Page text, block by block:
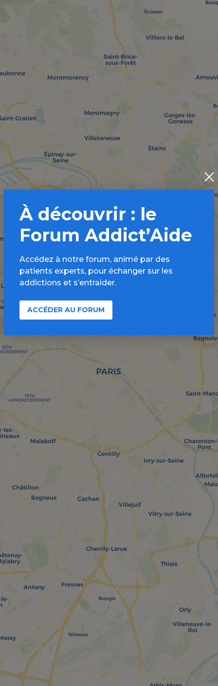
À découvrir : le
Forum Addict’Aide
Accédez à notre forum, animé par des
patients experts, pour échanger sur les
addictions et s’entraider.
ACCÉDER AU FORUM